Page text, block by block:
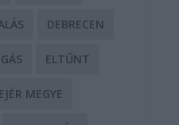
DEBRECEN
ELTŰNT
MEGYE